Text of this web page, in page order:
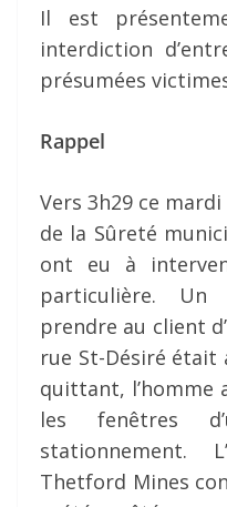
Il est
interdiction
présumées
Rappel
Vers 3h29 ce
de la Sûreté
ont eu à
particulière. Un
prendre au client
rue St-Désiré était
quittant, l’homme
les fenêtres
stationnement.
Thetford Mines